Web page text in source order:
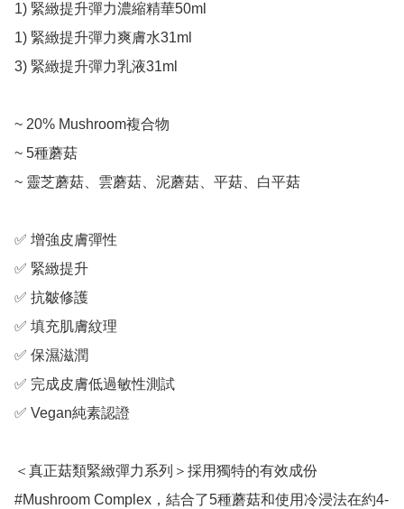
1) 緊緻提升彈力濃縮精華50ml
1) 緊緻提升彈力爽膚水31ml
3) 緊緻提升彈力乳液31ml
~ 20% Mushroom複合物
~ 5種蘑菇
~ 靈芝蘑菇、雲蘑菇、泥蘑菇、平菇、白平菇
✅ 增強皮膚彈性
✅ 緊緻提升
✅ 抗皺修護
✅ 填充肌膚紋理
✅ 保濕滋潤
✅ 完成皮膚低過敏性測試
✅ Vegan純素認證
＜真正菇類緊緻彈力系列＞採用獨特的有效成份
#Mushroom Complex，結合了5種蘑菇和使用冷浸法在約4-